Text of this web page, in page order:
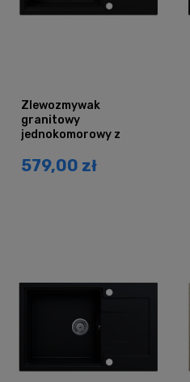
Zlewozmywak
granitowy
jednokomorowy z
czarny brokat złoty
579,00 zł